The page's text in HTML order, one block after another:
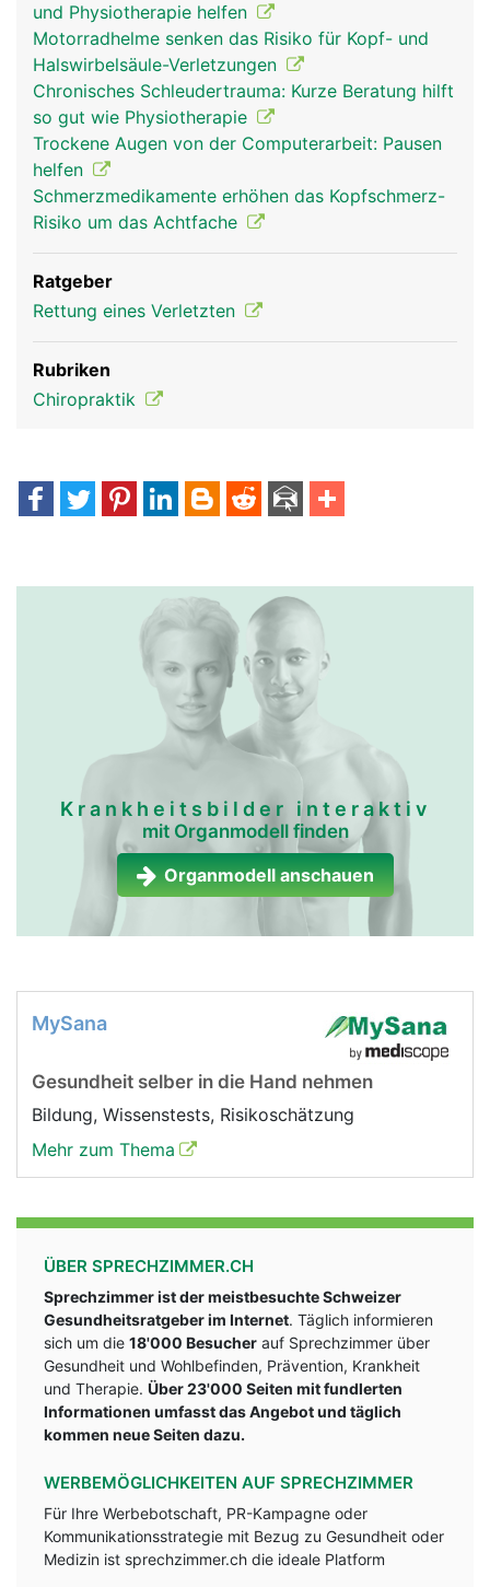
und Physiotherapie helfen
Motorradhelme senken das Risiko für Kopf- und
Halswirbelsäule-Verletzungen
Chronisches Schleudertrauma: Kurze Beratung hilft
so gut wie Physiotherapie
Trockene Augen von der Computerarbeit: Pausen
helfen
Schmerzmedikamente erhöhen das Kopfschmerz-
Risiko um das Achtfache
Ratgeber
Rettung eines Verletzten
Rubriken
Chiropraktik
Krankheitsbilder interaktiv
mit Organmodell finden
Organmodell anschauen
MySana
Gesundheit selber in die Hand nehmen
Bildung, Wissenstests, Risikoschätzung
Mehr zum Thema
ÜBER SPRECHZIMMER.CH
Sprechzimmer ist der meistbesuchte Schweizer
Gesundheitsratgeber im Internet. Täglich informieren
sich um die 18'000 Besucher auf Sprechzimmer über
Gesundheit und Wohlbefinden, Prävention, Krankheit
und Therapie. Über 23'000 Seiten mit fundlerten
Informationen umfasst das Angebot und täglich
kommen neue Seiten dazu.
WERBEMÖGLICHKEITEN AUF SPRECHZIMMER
Für Ihre Werbebotschaft, PR-Kampagne oder
Kommunikationsstrategie mit Bezug zu Gesundheit oder
Medizin ist sprechzimmer.ch die ideale Platform